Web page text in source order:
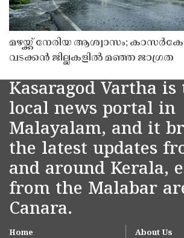
മഴയ്ക്ക് നേരിയ ആശ്വാസം;
വടക്കൻ ജില്ലകളിൽ മഞ്ഞ ജാഗ്രത
Kasaragod Vartha
local news portal in
Malayalam, and it
the latest updates
and around Kerala,
from the Malabar
Canara.
Home About Us